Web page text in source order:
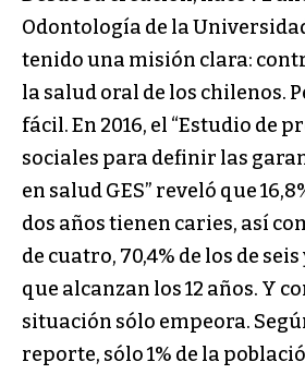
Odontología de la
tenido una misión clara:
la salud oral de los chilenos.
fácil. En 2016, el “Estudio de
sociales para definir las
en salud GES” reveló que
dos años tienen caries, así
de cuatro, 70,4% de los de seis
que alcanzan los 12 años. Y
situación sólo empeora.
reporte, sólo 1% de la